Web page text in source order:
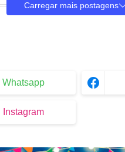
Carregar mais postagens
Whatsapp
Instagram